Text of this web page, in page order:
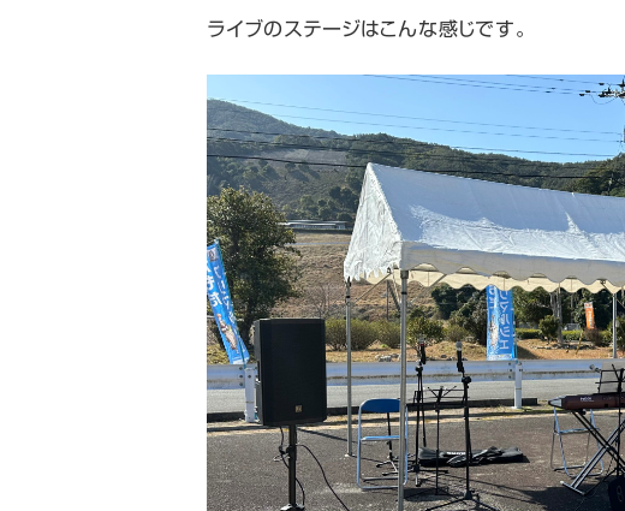
ライブのステージはこんな感じです。